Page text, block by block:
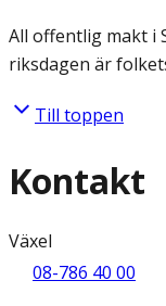
All offentlig makt i
riksdagen är
Till toppen
Kontakt
Växel
08-786 40 00